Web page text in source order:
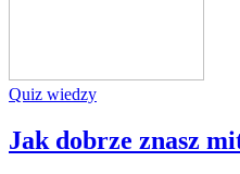
Quiz wiedzy
Jak dobrze znasz